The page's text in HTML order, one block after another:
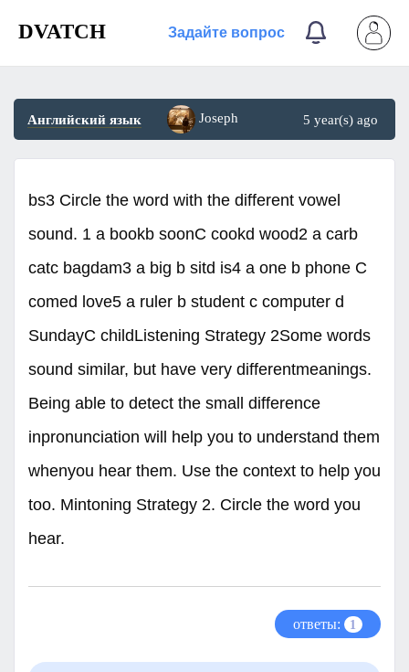
DVATCH Задайте вопрос
Английский язык Joseph 5 year(s) ago
bs3 Circle the word with the different vowel
sound. 1 a bookb soonC cookd wood2 a carb
catc bagdam3 a big b sitd is4 a one b phone C
comed love5 a ruler b student c computer d
SundayC childListening Strategy 2Some words
sound similar, but have very differentmeanings.
Being able to detect the small difference
inpronunciation will help you to understand them
whenyou hear them. Use the context to help you
too. Mintoning Strategy 2. Circle the word you
hear.
ответы: 1